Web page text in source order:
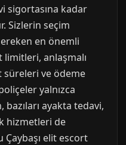
sigortasına kadar
Sizlerin seçim
en önemli
anlaşmalı
süreleri ve ödeme
yalnızca
ayakta tedavi,
hizmetleri de
elit escort